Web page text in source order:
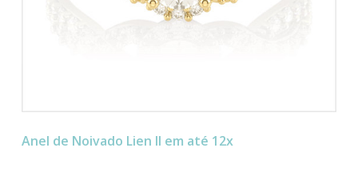
Anel de Noivado Lien II em até 12x